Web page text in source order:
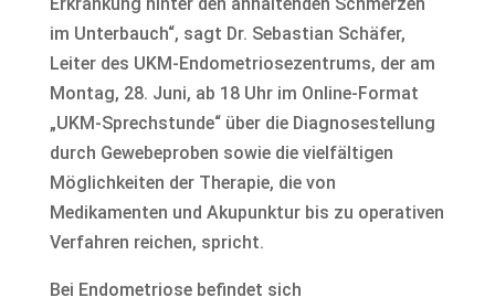
im Unterbauch“, sagt Dr. Sebastian Schäfer,
Leiter des UKM-Endometriosezentrums, der am
Montag, 28. Juni, ab 18 Uhr im Online-Format
„UKM-Sprechstunde“ über die Diagnosestellung
durch Gewebeproben sowie die vielfältigen
Möglichkeiten der Therapie, die von
Medikamenten und Akupunktur bis zu operativen
Verfahren reichen, spricht.
Bei Endometriose befindet sich